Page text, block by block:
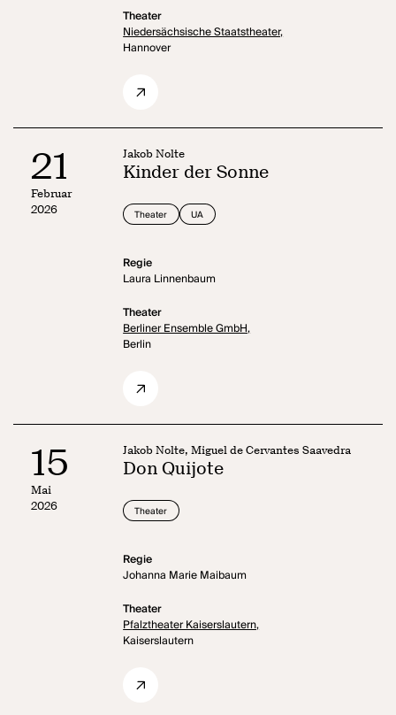
Theater
Niedersächsische Staatstheater,
Hannover
21
Februar
2026
Jakob Nolte
Kinder der Sonne
Theater UA
Regie
Laura Linnenbaum
Theater
Berliner Ensemble GmbH,
Berlin
15
Mai
2026
Jakob Nolte, Miguel de Cervantes Saavedra
Don Quijote
Theater
Regie
Johanna Marie Maibaum
Theater
Pfalztheater Kaiserslautern,
Kaiserslautern